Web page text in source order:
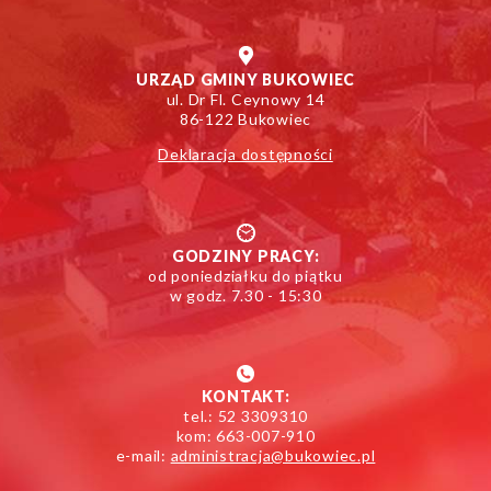
URZĄD GMINY BUKOWIEC
ul. Dr Fl. Ceynowy 14
86-122 Bukowiec
Deklaracja dostępności
GODZINY PRACY:
od poniedziałku do piątku
w godz. 7.30 - 15:30
KONTAKT:
tel.: 52 3309310
kom: 663-007-910
e-mail: administracja@bukowiec.pl